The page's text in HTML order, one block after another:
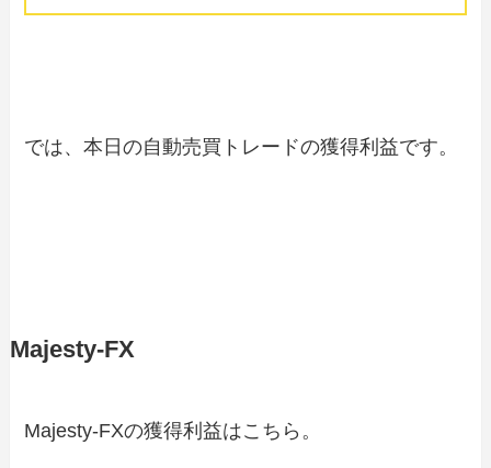
では、本日の自動売買トレードの獲得利益です。
Majesty-FX
Majesty-FXの獲得利益はこちら。